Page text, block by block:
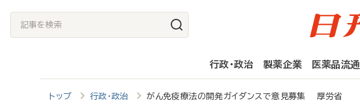
記
事
行政・政治 製薬企業 医薬品流通
トップ 行政・政治 がん免疫療法の開発ガイダンスで意見募集 厚労省